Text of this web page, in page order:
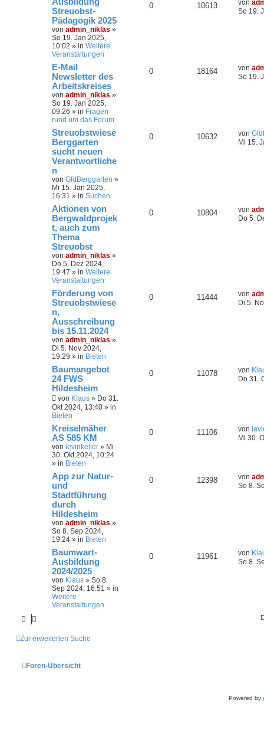
Ausbildung
Streuobst-
Pädagogik 2025
von admin_niklas »
So 19. Jan 2025,
10:02 » in Weitere
Veranstaltungen
0 10613 von
So 19.
E-Mail
Newsletter des
Arbeitskreises
von admin_niklas »
So 19. Jan 2025,
09:26 » in Fragen
rund um das Forum
0 18164 von
So 19.
Streuobstwiese
Berggarten
sucht neuen
Verantwortliche
n
von GfdBerggarten »
Mi 15. Jan 2025,
16:31 » in Suchen
0 10632 von
Mi 15.
Aktionen von
Bergwaldprojek
t, auch zum
Thema
Streuobst
von admin_niklas »
Do 5. Dez 2024,
19:47 » in Weitere
Veranstaltungen
0 10804 von
Do 5.
Förderung von
Streuobstwiese
n,
Ausschreibung
bis 15.11.2024
von admin_niklas »
Di 5. Nov 2024,
19:29 » in Bieten
0 11444 von
Di 5.
Baumangebot
24 FWS
Hildesheim
von Klaus » Do 31.
Okt 2024, 13:40 » in
Bieten
0 11078 von
Do 31.
Kreiselmäher
AS 585 KM
von levinkeller » Mi
30. Okt 2024, 10:24
» in Bieten
0 11106 von
Mi 30.
App zur Natur-
und
Stadtführung
durch
Hildesheim
von admin_niklas »
So 8. Sep 2024,
19:24 » in Bieten
0 12398 von
So 8.
Baumwart-
Ausbildung
2024/2025
von Klaus » So 8.
Sep 2024, 16:51 » in
Weitere
Veranstaltungen
0 11961 von
So 8.
Zur erweiterten Suche
Foren-Übersicht
Powered by